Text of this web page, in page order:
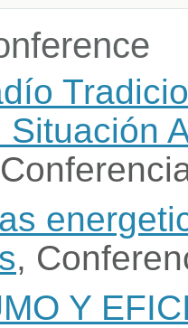
Situación
,
Y